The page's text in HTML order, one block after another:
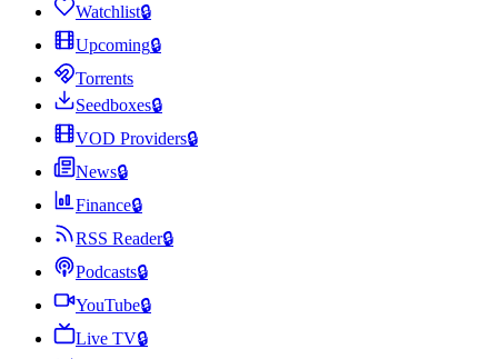
Watchlist🔒
Upcoming🔒
Torrents
Seedboxes🔒
VOD Providers🔒
News🔒
Finance🔒
RSS Reader🔒
Podcasts🔒
YouTube🔒
Live TV🔒